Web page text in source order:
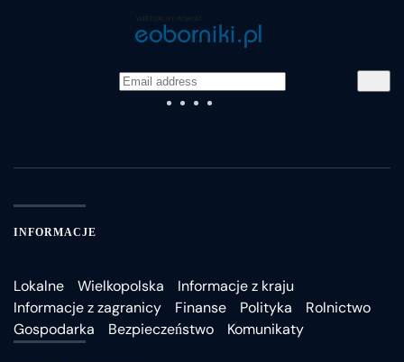
INFORMACJE
Lokalne Wielkopolska
Informacje z kraju
Informacje z zagranicy
Finanse Polityka
Rolnictwo
Gospodarka
Bezpieczeństwo Komunikaty